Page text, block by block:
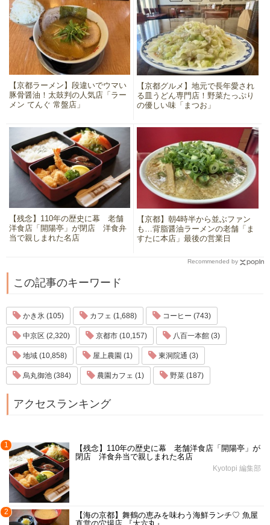
【京都ラーメン】段違いでウマい
豚骨醤油！太鼓判の人気店「ラー
メン てんぐ 常盤店」
【京都グルメ】地元で長年愛され
る皿うどん専門店！野菜たっぷり
の優しい味「まつお」
【残念】110年の歴史に幕 老舗
洋食店「開陽亭」が閉店 洋食弁
当で親しまれた名店
【京都】朝4時半から並ぶファン
も…背脂醤油ラーメンの老舗「ま
すたに本店」最後の営業日
Recommended by
この記事のキーワード
かき氷 (105) カフェ (1,688) コーヒー (743)
中京区 (2,320) 京都市 (10,157) 八百一本館 (3)
地域 (10,858) 屋上農園 (1) 東洞院通 (3)
烏丸御池 (384) 農園カフェ (1) 野菜 (187)
アクセスランキング
1
【残念】110年の歴史に幕 老舗洋食店「開陽亭」が
閉店 洋食弁当で親しまれた名店
Kyotopi 編集部
2
【海の京都】舞鶴の恵みを味わう海鮮ランチ♡ 魚屋